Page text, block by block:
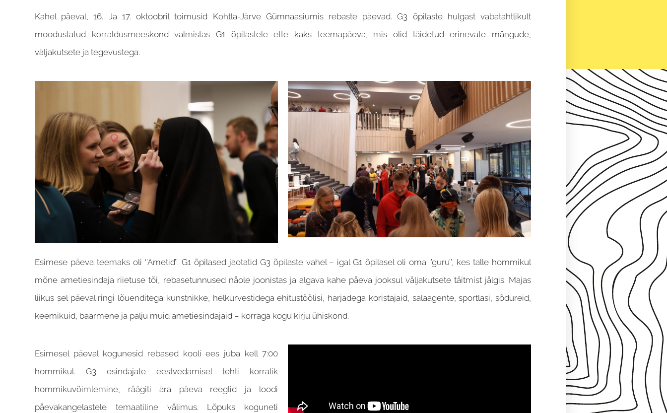
Kahel päeval, 16. Ja 17. oktoobril toimusid Kohtla-Järve Gümnaasiumis rebaste päevad. G3 õpilaste hulgast vabatahtlikult
moodustatud korraldusmeeskond valmistas G1 õpilastele ette kaks teemapäeva, mis olid täidetud erinevate mängude,
väljakutsete ja tegevustega.
Esimese päeva teemaks oli ‘’Ametid’’. G1 õpilased jaotatid G3 õpilaste vahel – igal G1 õpilasel oli oma ‘’guru’’, kes talle hommikul
mõne ametiesindaja riietuse tõi, rebasetunnused näole joonistas ja algava kahe päeva jooksul väljakutsete täitmist jälgis. Majas
liikus sel päeval ringi lõuenditega kunstnikke, helkurvestidega ehitustöölisi, harjadega koristajaid, salaagente, sportlasi, sõdureid,
keemikuid, baarmene ja palju muid ametiesindajaid – korraga kogu kirju ühiskond.
Esimesel päeval kogunesid rebased kooli ees juba kell 7:00
hommikul. G3 esindajate eestvedamisel tehti korralik
hommikuvõimlemine, räägiti ära päeva reeglid ja loodi
päevakangelastele temaatiline välimus. Lõpuks koguneti